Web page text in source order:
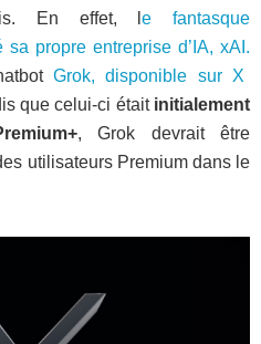
En effet, le fantasque
propre entreprise d’IA, xAI.
Grok, disponible sur X
que celui-ci était initialement
, Grok devrait être
utilisateurs Premium dans le